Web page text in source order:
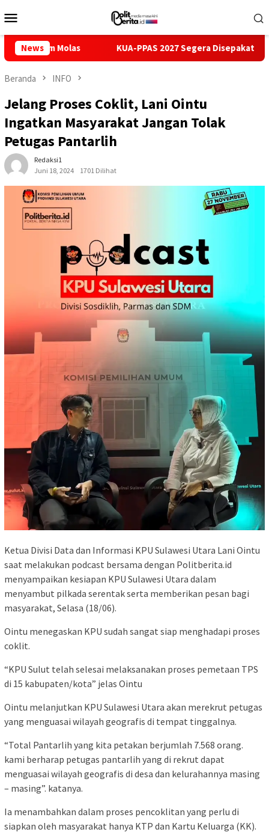
ke
Mobile
News KUA-PPAS 2027 Segera Disepakati, Ini 4 Agenda
Beranda INFO
Jelang Proses Coklit, Lani Ointu
Ingatkan Masyarakat Jangan Tolak
Petugas Pantarlih
Redaksi1
Juni 18, 2024
1701 Dilihat
Ketua Divisi Data dan Informasi KPU Sulawesi Utara Lani Ointu
saat melakukan podcast bersama dengan Politberita.id
menyampaikan kesiapan KPU Sulawesi Utara dalam
menyambut pilkada serentak serta memberikan pesan bagi
masyarakat, Selasa (18/06).
Ointu menegaskan KPU sudah sangat siap menghadapi proses
coklit.
“KPU Sulut telah selesai melaksanakan proses pemetaan TPS
di 15 kabupaten/kota” jelas Ointu
Ointu melanjutkan KPU Sulawesi Utara akan merekrut petugas
yang menguasai wilayah geografis di tempat tinggalnya.
“Total Pantarlih yang kita petakan berjumlah 7.568 orang.
kami berharap petugas pantarlih yang di rekrut dapat
menguasai wilayah geografis di desa dan kelurahannya masing
– masing”. katanya.
Ia menambahkan dalam proses pencoklitan yang perlu di
siapkan oleh masyarakat hanya KTP dan Kartu Keluarga (KK).